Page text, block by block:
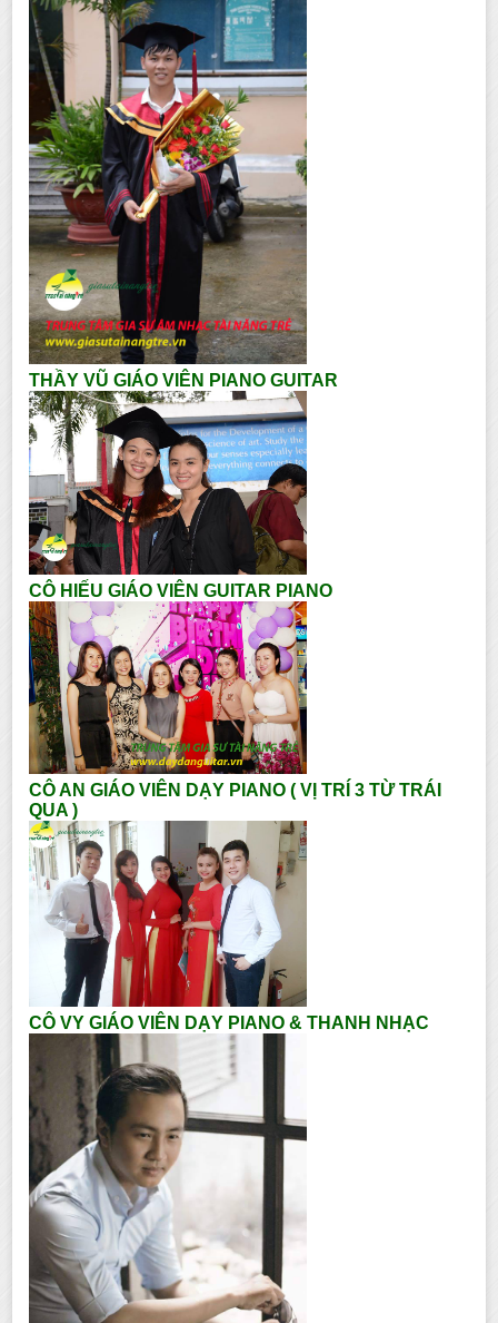
THẦY VŨ GIÁO VIÊN PIANO GUITAR
CÔ HIẾU GIÁO VIÊN GUITAR PIANO
CÔ AN GIÁO VIÊN DẠY PIANO ( VỊ TRÍ 3 TỪ TRÁI
QUA )
CÔ VY GIÁO VIÊN DẠY PIANO & THANH NHẠC